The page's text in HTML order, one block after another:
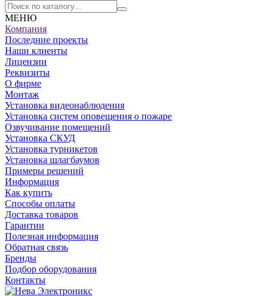
МЕНЮ
Компания
Последние проекты
Наши клиенты
Лицензии
Реквизиты
О фирме
Монтаж
Установка видеонаблюдения
Установка систем оповещения о пожаре
Озвучивание помещений
Установка СКУД
Установка турникетов
Установка шлагбаумов
Примеры решений
Информация
Как купить
Способы оплаты
Доставка товаров
Гарантии
Полезная информация
Обратная связь
Бренды
Подбор оборудования
Контакты